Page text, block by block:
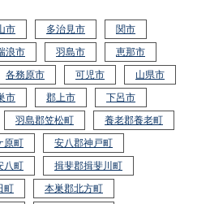
市 多治見市
関市
浪市 羽島市
恵那市
各務原市 可児市
山県市
市 郡上市
下呂市
羽島郡笠松町
養老郡養老町
原町
安八郡神戸町
八町
揖斐郡揖斐川町
町
本巣郡北方町